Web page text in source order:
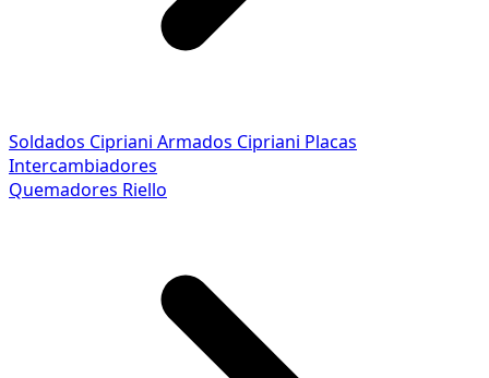
Soldados Cipriani Armados Cipriani Placas
Intercambiadores
Quemadores Riello